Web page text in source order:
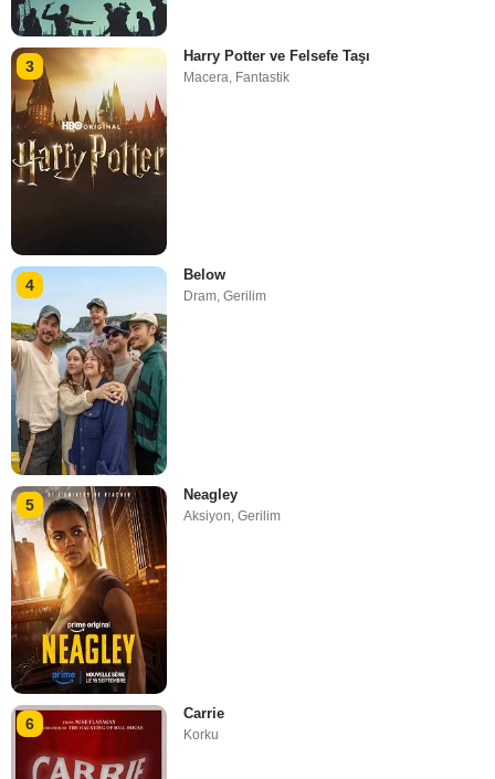
3
Harry Potter ve Felsefe Taşı
Macera, Fantastik
4
Below
Dram,Gerilim
5
Neagley
Aksiyon ,Gerilim
6
Carrie
Korku